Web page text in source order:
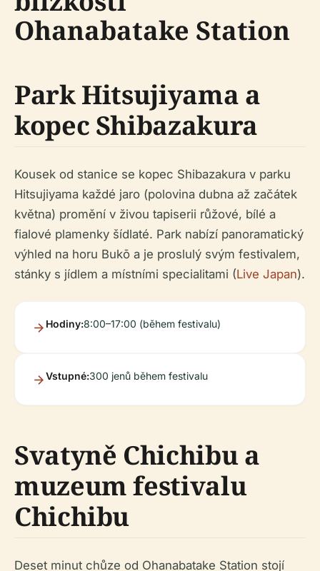
Ohanabatake Station
Park Hitsujiyama a
kopec Shibazakura
Kousek od stanice se kopec Shibazakura v parku
Hitsujiyama každé jaro (polovina dubna až začátek
května) promění v živou tapiserii růžové, bílé a
fialové plamenky šídlaté. Park nabízí panoramatický
výhled na horu Bukō a je proslulý svým festivalem,
stánky s jídlem a místními specialitami (Live Japan).
Hodiny:8:00–17:00 (během festivalu)
Vstupné:300 jenů během festivalu
Svatyně Chichibu a
muzeum festivalu
Chichibu
Deset minut chůze od Ohanabatake Station stojí